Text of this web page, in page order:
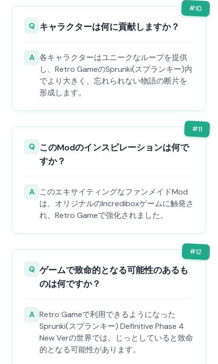
#10
Q キャラクターは何に貢献しますか？
A 各キャラクターはユニークなループを提供
し、Retro GameのSprunki(スプランキー)内
でより大きく、忘れられない物語の断片を
形成します。
#11
Q このModのインスピレーションは何で
すか？
A このエキサイティングなファンメイドMod
は、オリジナルのIncrediboxゲームに触発さ
れ、Retro Gameで強化されました。
#12
Q ゲームで致命的となる可能性のあるも
のは何ですか？
A Retro Gameで利用できるようになった
Sprunki(スプランキー) Definitive Phase 4
New Verの世界では、じっとしていると致命
的となる可能性があります。